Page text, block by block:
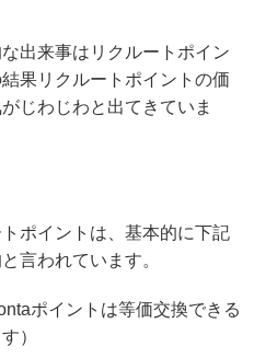
出来事はリクルートポイン
果リクルートポイントの価
じわじわと出てきていま
ポイントは、基本的に下記
言われています。
ポイントは等価交換できる
）